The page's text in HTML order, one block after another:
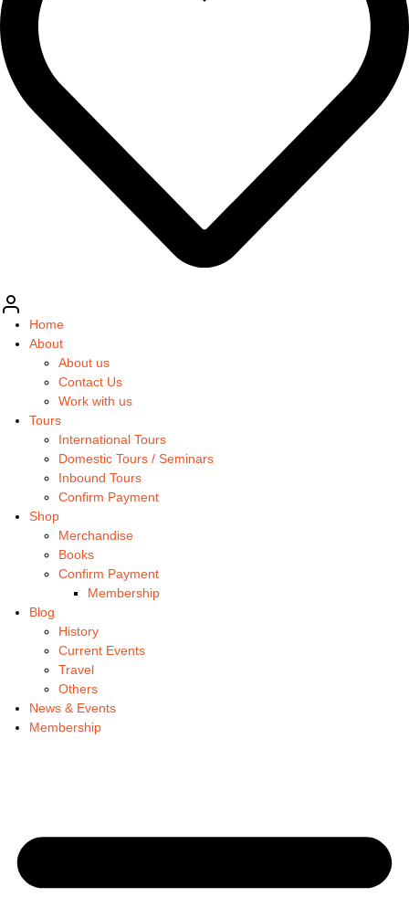
Home
About
About us
Contact Us
Work with us
Tours
International Tours
Domestic Tours / Seminars
Inbound Tours
Confirm Payment
Shop
Merchandise
Books
Confirm Payment
Membership
Blog
History
Current Events
Travel
Others
News & Events
Membership